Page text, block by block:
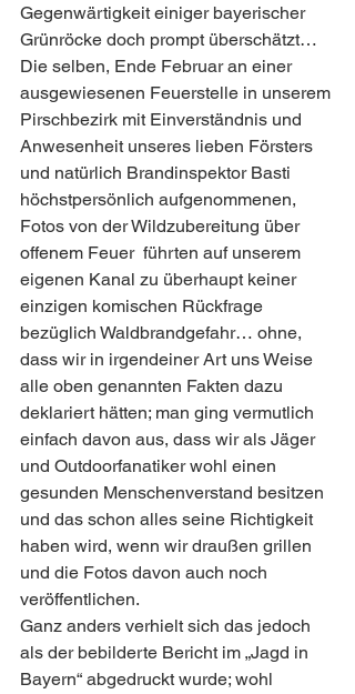
Gegenwärtigkeit einiger bayerischer
Grünröcke doch prompt überschätzt…
Die selben, Ende Februar an einer
ausgewiesenen Feuerstelle in unserem
Pirschbezirk mit Einverständnis und
Anwesenheit unseres lieben Försters
und natürlich Brandinspektor Basti
höchstpersönlich aufgenommenen,
Fotos von der Wildzubereitung über
offenem Feuer  führten auf unserem
eigenen Kanal zu überhaupt keiner
einzigen komischen Rückfrage
bezüglich Waldbrandgefahr… ohne,
dass wir in irgendeiner Art uns Weise
alle oben genannten Fakten dazu
deklariert hätten; man ging vermutlich
einfach davon aus, dass wir als Jäger
und Outdoorfanatiker wohl einen
gesunden Menschenverstand besitzen
und das schon alles seine Richtigkeit
haben wird, wenn wir draußen grillen
und die Fotos davon auch noch
veröffentlichen.
Ganz anders verhielt sich das jedoch
als der bebilderte Bericht im „Jagd in
Bayern“ abgedruckt wurde; wohl